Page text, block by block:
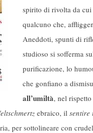
spirito di rivolta da cui
qualcuno che,
Aneddoti, spunti di
studioso si sofferma
purificazione, lo
che gonfiano a
all’umiltà, nel
ebraico, il sentire
per sottolineare con